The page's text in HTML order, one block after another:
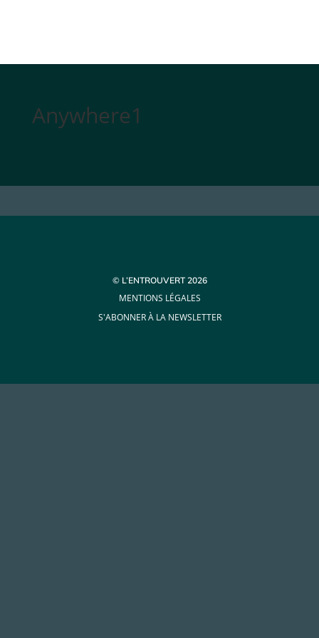
Anywhere1
© L’ENTROUVERT 2026
MENTIONS LÉGALES
S'ABONNER À LA NEWSLETTER